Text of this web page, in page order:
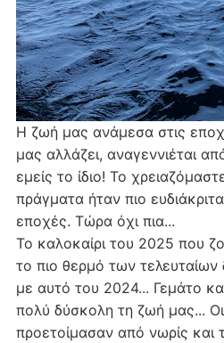
Η ζωή μας ανάμεσα στις
μας αλλάζει, αναγεννιέται
εμείς το ίδιο! Το
πράγματα ήταν πιο
εποχές. Τώρα όχι πια...
Το καλοκαίρι του 2025 που
το πιο θερμό των τελευταίων
με αυτό του 2024... Γεμάτο
πολύ δύσκολη τη ζωή μας...
προετοίμασαν από νωρίς και